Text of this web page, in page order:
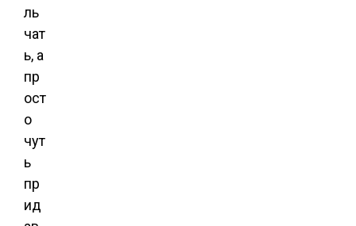
ль
чат
ь, а
пр
ост
о
чут
ь
пр
ид